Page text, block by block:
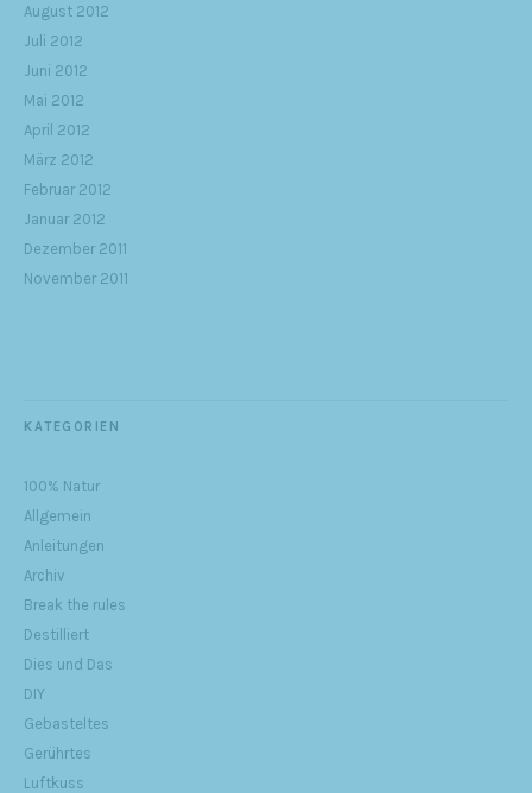
August 2012
Juli 2012
Juni 2012
Mai 2012
April 2012
März 2012
Februar 2012
Januar 2012
Dezember 2011
November 2011
KATEGORIEN
100% Natur
Allgemein
Anleitungen
Archiv
Break the rules
Destilliert
Dies und Das
DIY
Gebasteltes
Gerührtes
Luftkuss